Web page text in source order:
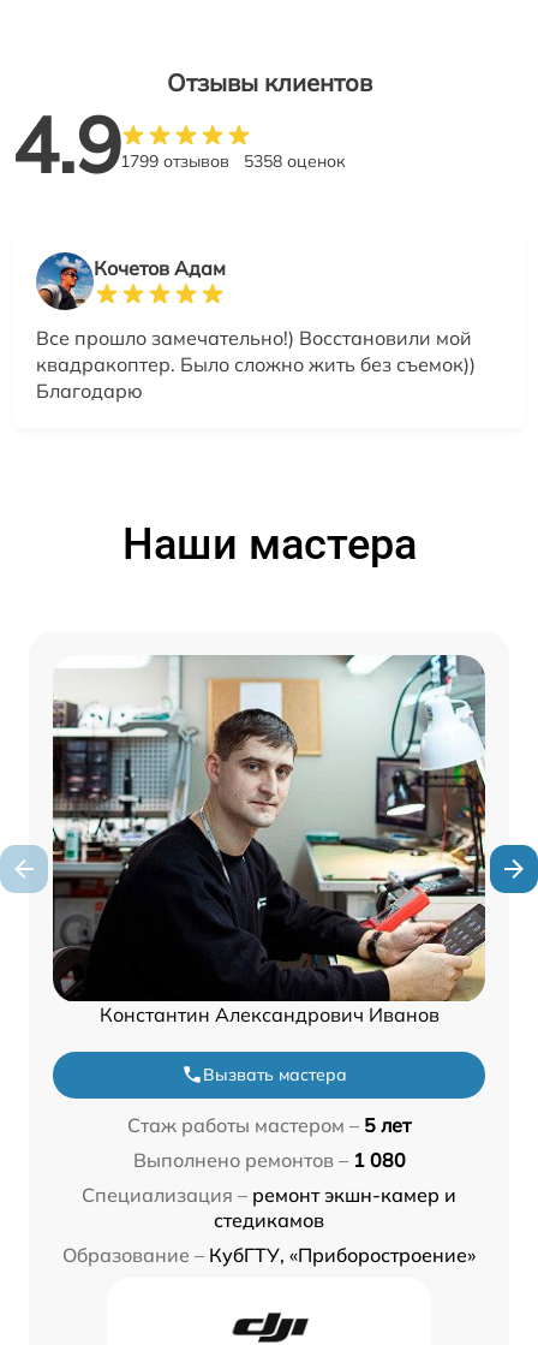
Отзывы клиентов
4.91799 отзывов 5358 оценок
Кочетов Адам
Все прошло замечательно!) Восстановили мой
квадракоптер. Было сложно жить без съемок))
Благодарю
Наши мастера
Константин Александрович Иванов
Вызвать мастера
Стаж работы мастером – 5 лет
Выполнено ремонтов – 1 080
Специализация – ремонт экшн-камер и
стедикамов
Образование – КубГТУ, «Приборостроение»